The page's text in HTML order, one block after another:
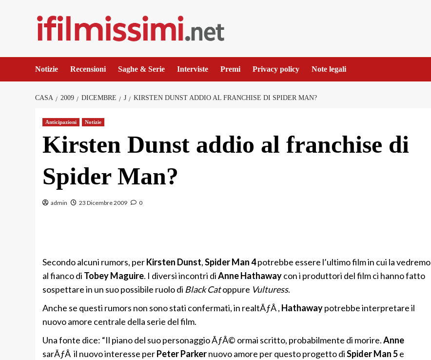
Notizie Recensioni Saghe & Serie Interviste Premi Privacy policy Note legali
CASA 2009 DICEMBRE J KIRSTEN DUNST ADDIO AL FRANCHISE DI SPIDER MAN?
Anticipazioni Notizie
Kirsten Dunst addio al franchise di
Spider Man?
admin 23 Dicembre 2009 0
Secondo alcuni rumors, perKirsten Dunst,Spider Man 4potrebbe essere l’ultimo film in cui la vedremo
al fianco di Tobey Maguire. I diversi incontri diAnne Hathawaycon i produttori del film ci hanno fatto
sospettare in un suo possibile ruolo di Black Catoppure Vulturess.
Anche se questi rumors non sono stati confermati, in realtÃƒÂ , Hathawaypotrebbe interpretare il
nuovo amore centrale della serie del film.
Una fonte dice: “Il piano del suo personaggio ÃƒÂ© ormai scritto, probabilmente di morire.Anne
sarÃƒÂ il nuovo interesse perPeter Parkernuovo amore per questo progetto diSpider Man 5e